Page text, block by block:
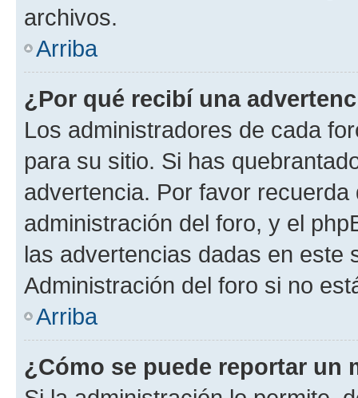
archivos.
Arriba
¿Por qué recibí una
Los administradores de cada
para su sitio. Si has
advertencia. Por favor
administración del foro, y el
las advertencias dadas en este
Administración del foro si no
Arriba
¿Cómo se puede reportar un